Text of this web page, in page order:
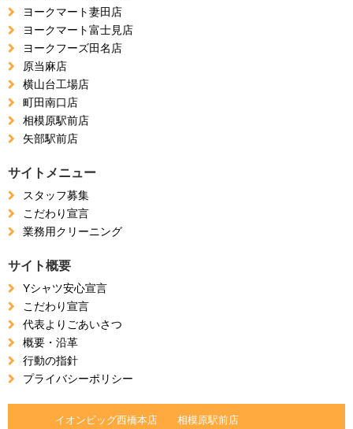
ヨークマート妻田店
ヨークマート富士見店
ヨークフーズ田名店
原当麻店
横山台工場店
町田南口店
相模原駅前店
矢部駅前店
サイトメニュー
スタッフ募集
こだわり宣言
業務用クリーニング
サイト概要
Yシャツ安心宣言
こだわり宣言
代表よりごあいさつ
概要・沿革
行動の指針
プライバシーポリシー
イオンビッグ西橋本店 相模原駅前店